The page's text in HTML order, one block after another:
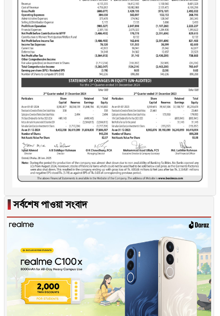
▐সর্বশেষ পাওয়া সংবাদ